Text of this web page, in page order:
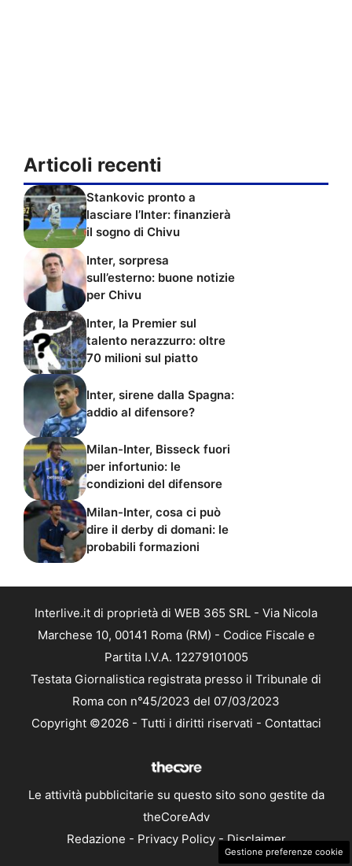
Articoli recenti
Stankovic pronto a
lasciare l’Inter: finanzierà
il sogno di Chivu
Inter, sorpresa
sull’esterno: buone notizie
per Chivu
Inter, la Premier sul
talento nerazzurro: oltre
70 milioni sul piatto
Inter, sirene dalla Spagna:
addio al difensore?
Milan-Inter, Bisseck fuori
per infortunio: le
condizioni del difensore
Milan-Inter, cosa ci può
dire il derby di domani: le
probabili formazioni
Interlive.it di proprietà di WEB 365 SRL - Via Nicola
Marchese 10, 00141 Roma (RM) - Codice Fiscale e
Partita I.V.A. 12279101005
Testata Giornalistica registrata presso il Tribunale di
Roma con n°45/2023 del 07/03/2023
Copyright ©2026 - Tutti i diritti riservati - Contattaci
Le attività pubblicitarie su questo sito sono gestite da
theCoreAdv
Redazione - Privacy Policy-Disclaimer
Gestione preferenze cookie